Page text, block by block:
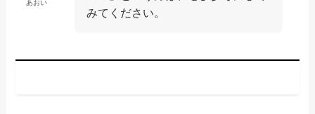
あおい
みてください。